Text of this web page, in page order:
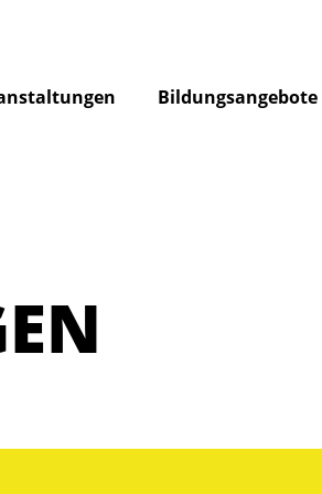
Bildungsangebote